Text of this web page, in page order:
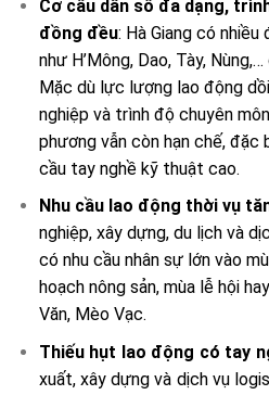
Cơ cấu dân số đa dạng,
đồng đều: Hà Giang có
như H’Mông, Dao, Tày,
Mặc dù lực lượng lao động
nghiệp và trình độ chuyên
phương vẫn còn hạn chế,
cầu tay nghề kỹ thuật cao.
Nhu cầu lao động thời vụ
nghiệp, xây dựng, du lịch và
có nhu cầu nhân sự lớn vào
hoạch nông sản, mùa lễ hội
Văn, Mèo Vạc.
Thiếu hụt lao động có tay
xuất, xây dựng và dịch vụ